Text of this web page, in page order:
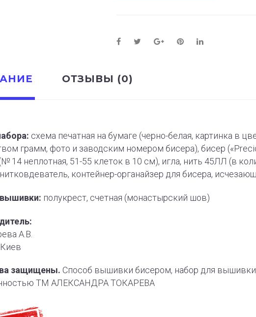
ОТЗЫВЫ (0)
схема печатная на бумаге (черно-белая, картинка в
грамм, фото и заводским номером бисера), бисер
14 неплотная, 51-55 клеток в 10 см), игла, нить 45ЛЛ (в
контейнер-органайзер для бисера,
полукрест, счетная (монастырский шов)
А.В.
защищены. Способ вышивки бисером, набор для
ТМ АЛЕКСАНДРА ТОКАРЕВА